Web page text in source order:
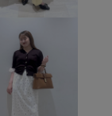
BVH36350
BVZ16250
26_31collaboration